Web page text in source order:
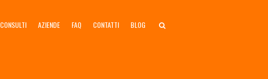
CONSULTI AZIENDE FAQ CONTATTI BLOG